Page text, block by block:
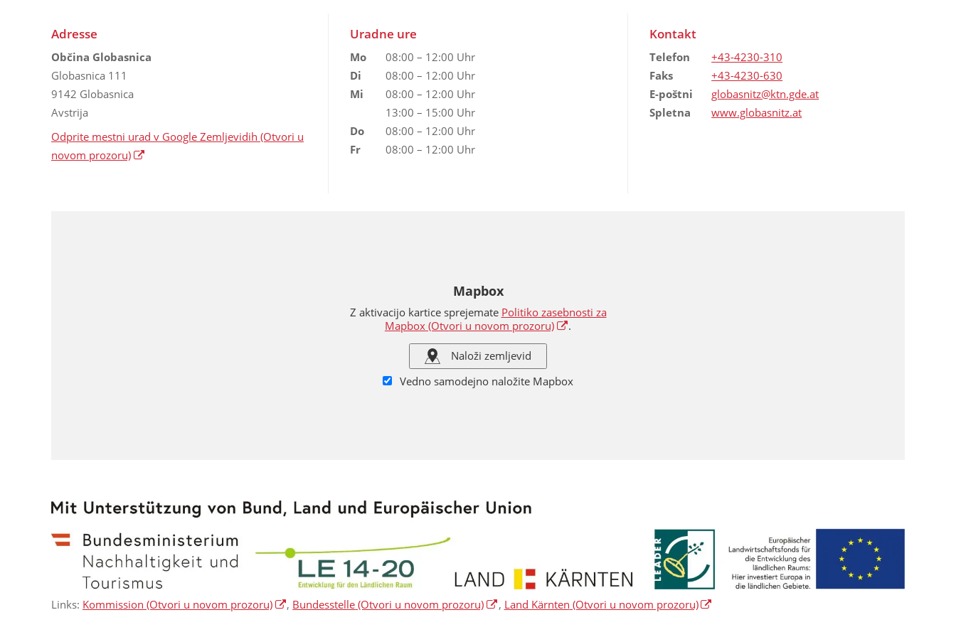
Adresse
Občina Globasnica
Globasnica 111
9142 Globasnica
Avstrija
Odprite mestni urad v Google Zemljevidih (Otvori u
novom prozoru)
Uradne ure
Mo
08:00 – 12:00 Uhr
Di
08:00 – 12:00 Uhr
Mi
08:00 – 12:00 Uhr
13:00 – 15:00 Uhr
Do
08:00 – 12:00 Uhr
Fr
08:00 – 12:00 Uhr
Kontakt
Telefon
+43-4230-310
Faks
+43-4230-630
E-poštni
globasnitz@ktn.gde.at
Spletna
www.globasnitz.at
Mapbox
Z aktivacijo kartice sprejemate Politiko zasebnosti za
Mapbox(Otvori u novom prozoru) .
Naloži zemljevid
Vedno samodejno naložite Mapbox
Links: Kommission (Otvori u novom prozoru) , Bundesstelle (Otvori u novom prozoru) , Land Kärnten (Otvori u novom prozoru)